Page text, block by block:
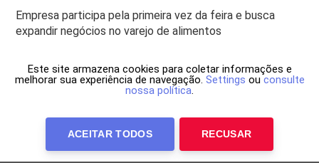
Empresa participa pela primeira vez da feira e busca
expandir negócios no varejo de alimentos
Este site armazena cookies para coletar informações e
melhorar sua experiência de navegação. Settings ou consulte
nossa política.
ACEITAR TODOS RECUSAR